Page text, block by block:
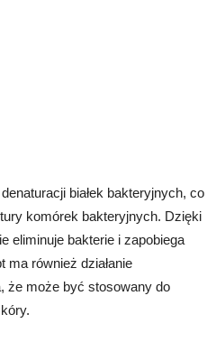
białek bakteryjnych, co
komórek bakteryjnych. Dzięki
eliminuje bakterie i zapobiega
ma również działanie
że może być stosowany do